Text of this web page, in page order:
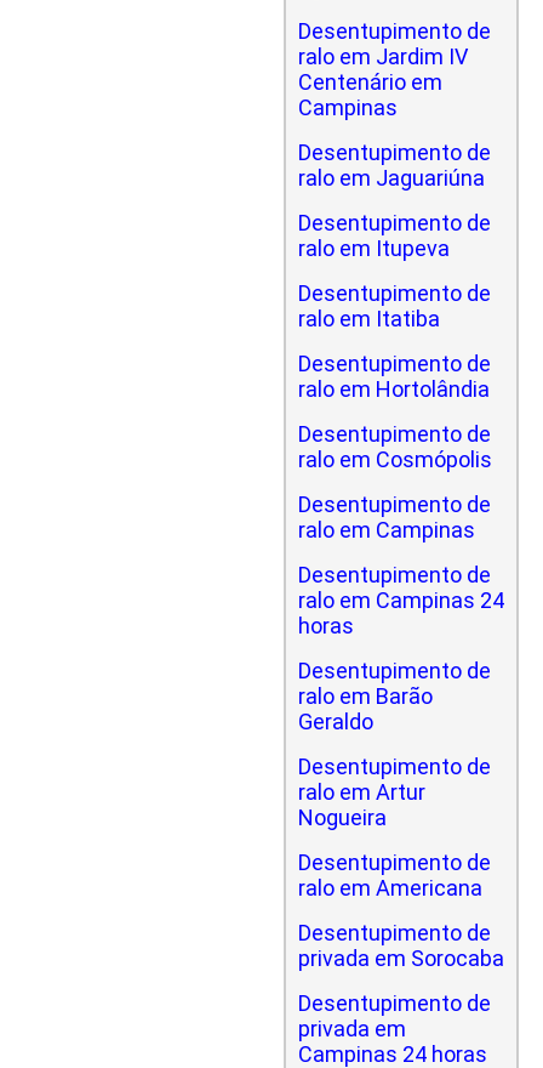
Desentupimento de
ralo em Jardim IV
Centenário em
Campinas
Desentupimento de
ralo em Jaguariúna
Desentupimento de
ralo em Itupeva
Desentupimento de
ralo em Itatiba
Desentupimento de
ralo em Hortolândia
Desentupimento de
ralo em Cosmópolis
Desentupimento de
ralo em Campinas
Desentupimento de
ralo em Campinas 24
horas
Desentupimento de
ralo em Barão
Geraldo
Desentupimento de
ralo em Artur
Nogueira
Desentupimento de
ralo em Americana
Desentupimento de
privada em Sorocaba
Desentupimento de
privada em
Campinas 24 horas